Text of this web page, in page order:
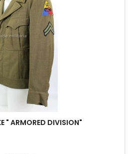
" ARMORED DIVISION"